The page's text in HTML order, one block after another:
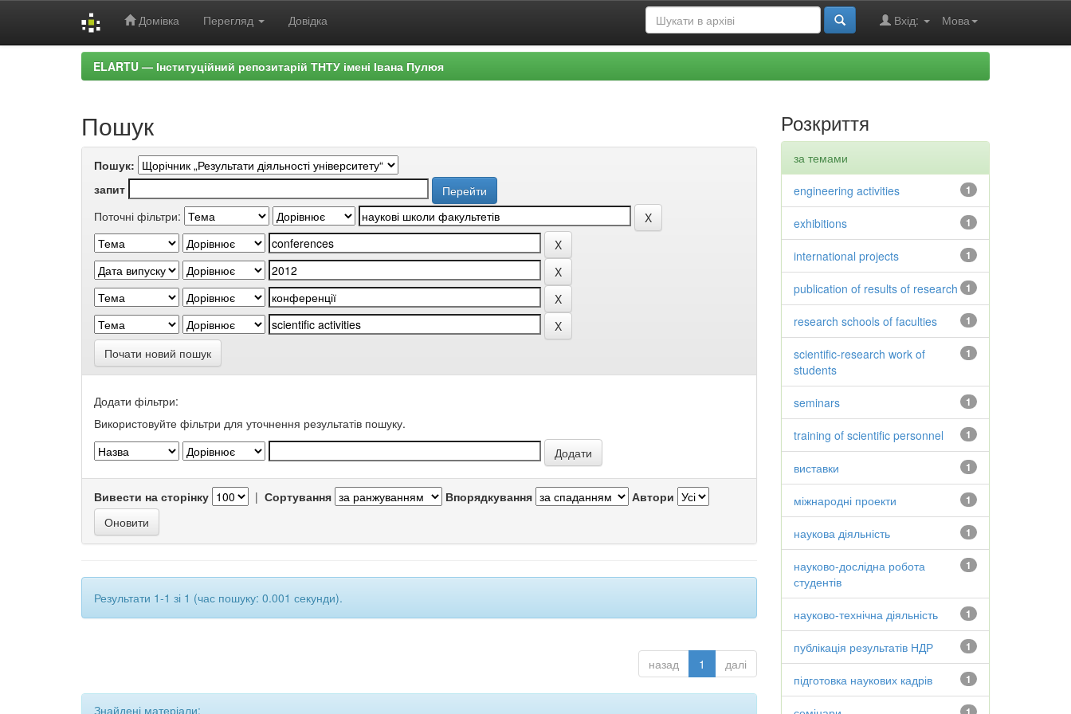
Домівка Перегляд Довідка Мова
Вхід:
ELARTU — Інституційний репозитарій ТНТУ імені Івана Пулюя
Пошук
Пошук:
запит
Поточні фільтри:
Почати новий пошук
Додати фільтри:
Використовуйте фільтри для уточнення результатів пошуку.
Вивести на сторінку | Сортування Впорядкування Автори
Результати 1-1 зі 1 (час пошуку: 0.001 секунди).
назад 1 далі
Знайдені матеріали:
Розкриття
за темами
1
engineering activities
1
exhibitions
1
international projects
1
publication of results of research
1
research schools of faculties
1
scientific-research work of
students
1
seminars
1
training of scientific personnel
1
виставки
1
міжнародні проекти
1
наукова діяльність
1
науково-дослідна робота
студентів
1
науково-технічна діяльність
1
публікація результатів НДР
1
підготовка наукових кадрів